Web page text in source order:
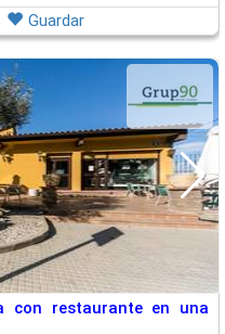
Guardar
con restaurante en una